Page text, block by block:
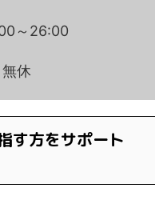
～26:00
休
す方をサポート